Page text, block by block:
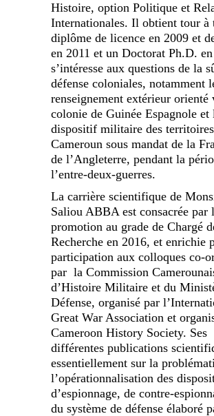
Histoire, option Politique et
Internationales. Il obtient tour à
diplôme de licence en 2009 et
en 2011 et un Doctorat Ph.D.
s’intéresse aux questions de la
défense coloniales, notamment
renseignement extérieur orienté
colonie de Guinée Espagnole et
dispositif militaire des
Cameroun sous mandat de la
de l’Angleterre, pendant la
l’entre-deux-guerres.
La carrière scientifique de
Saliou ABBA est consacrée par
promotion au grade de Chargé
Recherche en 2016, et enrichie
participation aux colloques co-
par la Commission
d’Histoire Militaire et du
Défense, organisé par
Great War Association et
Cameroon History Society. Ses
différentes publications
essentiellement sur la
l’opérationnalisation des
d’espionnage, de contre-
du système de défense élaboré